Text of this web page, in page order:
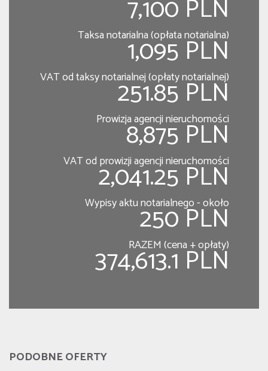
7,100 PLN
Taksa notarialna (opłata notarialna)
1,095 PLN
VAT od taksy notarialnej (opłaty notarialnej)
251.85 PLN
Prowizja agencji nieruchomości
8,875 PLN
VAT od prowizji agencji nieruchomości
2,041.25 PLN
Wypisy aktu notarialnego - około
250 PLN
RAZEM (cena + opłaty)
374,613.1 PLN
PODOBNE OFERTY